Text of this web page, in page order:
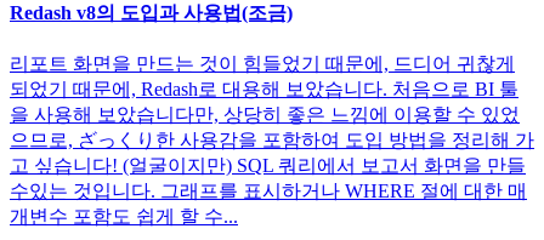
Redash v8의 도입과 사용법(조금)
리포트 화면을 만드는 것이 힘들었기 때문에, 드디어 귀찮게
되었기 때문에, Redash로 대용해 보았습니다. 처음으로 BI 툴
을 사용해 보았습니다만, 상당히 좋은 느낌에 이용할 수 있었
으므로, ざっくり한 사용감을 포함하여 도입 방법을 정리해 가
고 싶습니다! (얼굴이지만) SQL 쿼리에서 보고서 화면을 만들
수있는 것입니다. 그래프를 표시하거나 WHERE 절에 대한 매
개변수 포함도 쉽게 할 수...